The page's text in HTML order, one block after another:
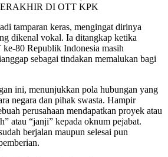
tamparan keras, mengingat dirinya
dikenal vokal. Ia ditangkap ketika
ke-80 Republik Indonesia masih
sebagai tindakan memalukan bagi
ini, menunjukkan pola hubungan yang
negara dan pihak swasta. Hampir
perusahaan mendapatkan proyek atau
atau “janji” kepada oknum pejabat.
berjalan maupun selesai pun